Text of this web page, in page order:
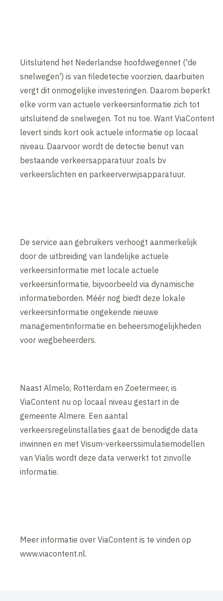
Uitsluitend het Nederlandse hoofdwegennet ('de
snelwegen') is van filedetectie voorzien, daarbuiten
vergt dit onmogelijke investeringen. Daarom beperkt
elke vorm van actuele verkeersinformatie zich tot
uitsluitend de snelwegen. Tot nu toe. Want ViaContent
levert sinds kort ook actuele informatie op locaal
niveau. Daarvoor wordt de detectie benut van
bestaande verkeersapparatuur zoals bv
verkeerslichten en parkeerverwijsapparatuur.
De service aan gebruikers verhoogt aanmerkelijk
door de uitbreiding van landelijke actuele
verkeersinformatie met locale actuele
verkeersinformatie, bijvoorbeeld via dynamische
informatieborden. Méér nog biedt deze lokale
verkeersinformatie ongekende nieuwe
managementinformatie en beheersmogelijkheden
voor wegbeheerders.
Naast Almelo, Rotterdam en Zoetermeer, is
ViaContent nu op locaal niveau gestart in de
gemeente Almere. Een aantal
verkeersregelinstallaties gaat de benodigde data
inwinnen en met Visum-verkeerssimulatiemodellen
van Vialis wordt deze data verwerkt tot zinvolle
informatie.
Meer informatie over ViaContent is te vinden op
www.viacontent.nl.